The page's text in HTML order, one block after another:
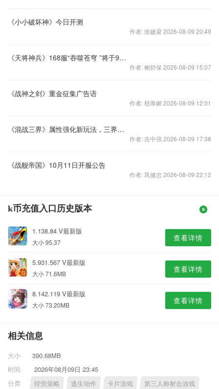
《小小破坏神》今日开测
作者: 徐婕梁 2026-08-09 20:49
《天将神兵》168服“吞噬苍穹 ”将于9月30日11:00火
作者: 鲍舒保 2026-08-09 15:07
《战神之剑》重金征集广告语
作者: 嵇厚媚 2026-08-09 12:01
《混战三界》属性强化新玩法，三界逆天BOSS路
作者: 吉中强 2026-08-09 17:38
《战舰帝国》10月11日开服公告
作者: 巩健忠 2026-08-09 22:12
k币充值入口历史版本
1.138.84 V最新版
大小 95.37 查看详情
5.931.567 V最新版
大小 71.6MB 查看详情
8.142.119 V最新版
大小 73.20MB 查看详情
相关信息
大小
390.68MB
时间
2026年08月09日 23:45
分类
经营策略 逃生动作 卡片游戏 第三人称射击游戏